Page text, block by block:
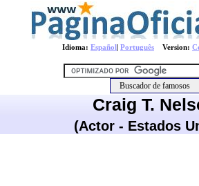
Idioma: Español| Português Version:
Craig T.
(Actor - Estados